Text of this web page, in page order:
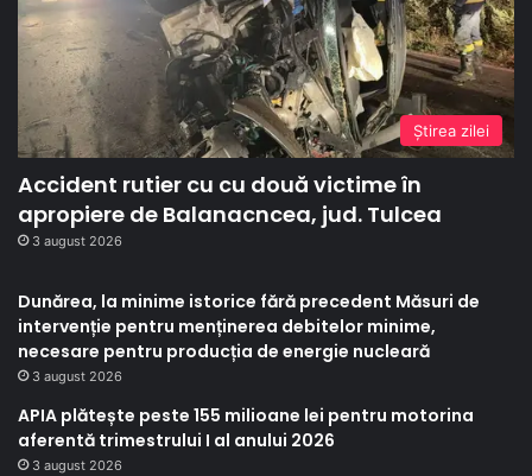
Ştirea zilei
Accident rutier cu cu două victime în
apropiere de Balanacncea, jud. Tulcea
3 august 2026
Dunărea, la minime istorice fără precedent Măsuri de
intervenție pentru menținerea debitelor minime,
necesare pentru producția de energie nucleară
3 august 2026
APIA plătește peste 155 milioane lei pentru motorina
aferentă trimestrului I al anului 2026
3 august 2026